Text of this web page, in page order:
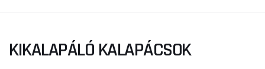
KIKALAPÁLÓ KALAPÁCSOK